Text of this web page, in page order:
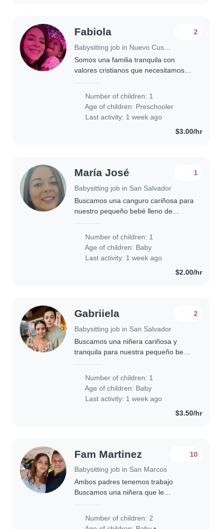
Fabiola 2
Somos una familia tranquila con
valores cristianos que necesitamos
Number of children: 1
Age of children: Preschooler
Last activity: 1 week ago
$3.00/hr
María José
Babysitting job in San Salvador
1
Buscamos una canguro cariñosa para
nuestro pequeño bebé lleno de
¿Tienes experiencia..
Number of children: 1
Age of children: Baby
Last activity: 1 week ago
$2.00/hr
Gabriiela
Babysitting job in San Salvador
2
Buscamos una niñera cariñosa y
tranquila para nuestra pequeño bebé.
responsable y con experiencia en
bebés. ¿Podemos..
Number of children: 1
Age of children: Baby
Last activity: 1 week ago
$3.50/hr
Fam Martinez
Babysitting job in San Marcos
10
Ambos padres tenemos trabajo
Buscamos una niñera que le
Number of children: 2